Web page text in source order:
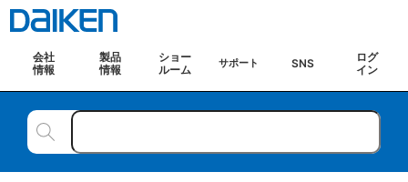
会社
情報
製品
情報
ショー
ルーム
サポート SNS
ログ
イン